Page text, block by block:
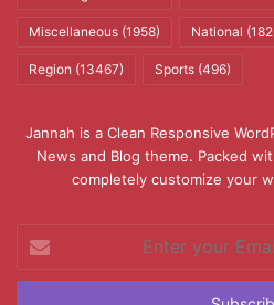
Miscellaneous (1958) National
Region (13467) Sports (496)
Jannah is a Clean Responsive
News and Blog theme. Packed
completely customize your
your
Email